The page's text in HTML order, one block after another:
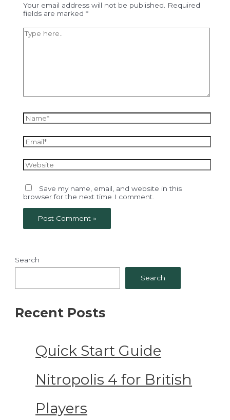
Your email address will not be published.
Required
fields are marked *
Type
here..
Name*
Email*
Website
Save my name, email, and website in this
browser for the next time I comment.
Search
Search
Recent Posts
Quick Start Guide
Nitropolis 4 for British
Players